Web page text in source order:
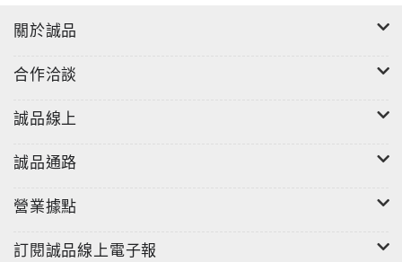
關於誠品
合作洽談
誠品線上
誠品通路
營業據點
訂閱誠品線上電子報